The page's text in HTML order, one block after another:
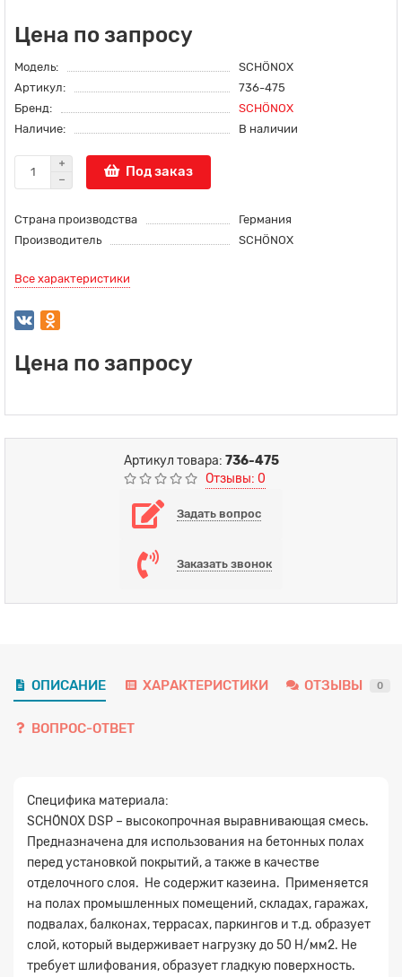
Цена по запросу
Модель:
SCHÖNOX
Артикул:
736-475
Бренд:
SCHÖNOX
Наличие:
В наличии
Под заказ
Страна производства
Германия
Производитель
SCHÖNOX
Все характеристики
Цена по запросу
Артикул товара: 736-475
Отзывы: 0
Задать вопрос
Заказать звонок
ОПИСАНИЕ ХАРАКТЕРИСТИКИ ОТЗЫВЫ 0
ВОПРОС-ОТВЕТ
Специфика материала:
SCHÖNOX DSP – высокопрочная выравнивающая смесь.
Предназначена для использования на бетонных полах
перед установкой покрытий, а также в качестве
отделочного слоя. Не содержит казеина. Применяется
на полах промышленных помещений, складах, гаражах,
подвалах, балконах, террасах, паркингов и т.д. образует
слой, который выдерживает нагрузку до 50 Н/мм2. Не
требует шлифования, образует гладкую поверхность.